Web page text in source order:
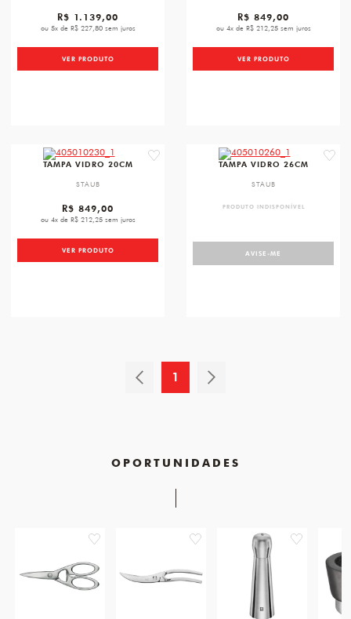
R$ 1.139,00
ou 5x de R$ 227,80 sem juros
VER PRODUTO
R$ 849,00
ou 4x de R$ 212,25 sem juros
VER PRODUTO
favorite
TAMPA VIDRO 20CM
STAUB
R$ 849,00
ou 4x de R$ 212,25 sem juros
VER PRODUTO
TAMPA VIDRO 26CM
STAUB
PRODUTO INDISPONÍVEL
AVISE-ME
1
OPORTUNIDADES
favorite favorite favorite